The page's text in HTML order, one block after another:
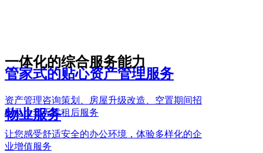
管家式的贴心资产管理服务
资产管理咨询策划、房屋升级改造、空置期间招
租及全套无忧租后服务
让您感受舒适安全的办公环境，体验多样化的企
业增值服务
一体化的综合服务能力